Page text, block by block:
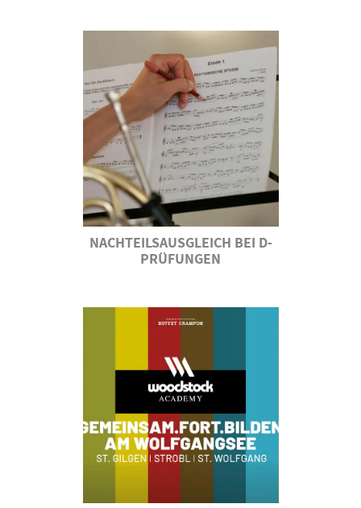
NACHTEILSAUSGLEICH BEI D-
PRÜFUNGEN